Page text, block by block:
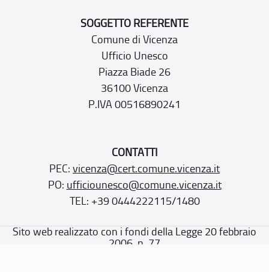
SOGGETTO REFERENTE
Comune di Vicenza
Ufficio Unesco
Piazza Biade 26
36100 Vicenza
P.IVA 00516890241
CONTATTI
PEC: vicenza@cert.comune.vicenza.it
PO: ufficiounesco@comune.vicenza.it
TEL: +39 0444222115/1480
Sito web realizzato con i fondi della Legge 20 febbraio
2006, n. 77